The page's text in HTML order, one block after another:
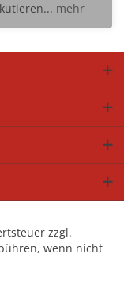
mehr
zzgl.
wenn nicht